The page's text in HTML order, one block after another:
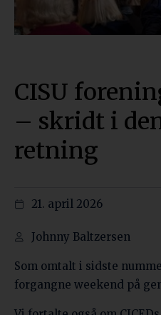
CISU
– skridt i
retning
21. april 2026
Johnny Baltzersen
Som omtalt i sidste
forgangne weekend på